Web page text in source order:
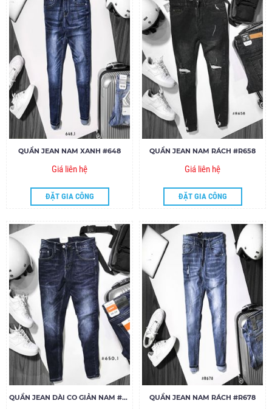
QUẦN JEAN NAM XANH #648
Giá liên hệ
ĐẶT GIA CÔNG
QUẦN JEAN NAM RÁCH #R658
Giá liên hệ
ĐẶT GIA CÔNG
QUẦN JEAN DÀI CO GIẢN NAM #650 QUẦN JEAN NAM RÁCH #R678